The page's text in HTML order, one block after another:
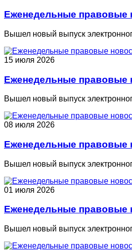
Еженедельные правовые
Вышел новый выпуск
15 июля 2026
Еженедельные правовые
Вышел новый выпуск
08 июля 2026
Еженедельные правовые
Вышел новый выпуск
01 июля 2026
Еженедельные правовые
Вышел новый выпуск